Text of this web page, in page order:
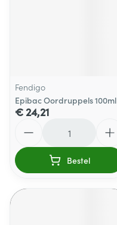
Fendigo
Epibac Oordruppels 100ml
€ 24,21
Bestel